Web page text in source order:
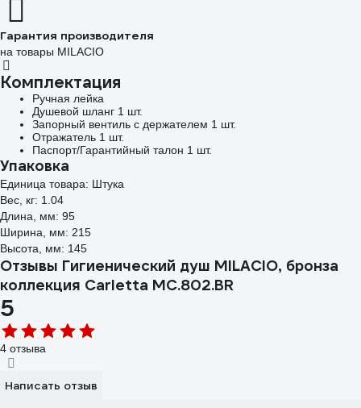
Гарантия производителя
на товары MILACIO
Комплектация
Ручная лейка
Душевой шланг 1 шт.
Запорный вентиль с держателем 1 шт.
Отражатель 1 шт.
Паспорт/Гарантийный талон 1 шт.
Упаковка
Единица товара: Штука
Вес, кг: 1.04
Длина, мм: 95
Ширина, мм: 215
Высота, мм: 145
Отзывы Гигиенический душ MILACIO, бронза
коллекция Carletta MC.802.BR
5
4 отзыва
Написать отзыв